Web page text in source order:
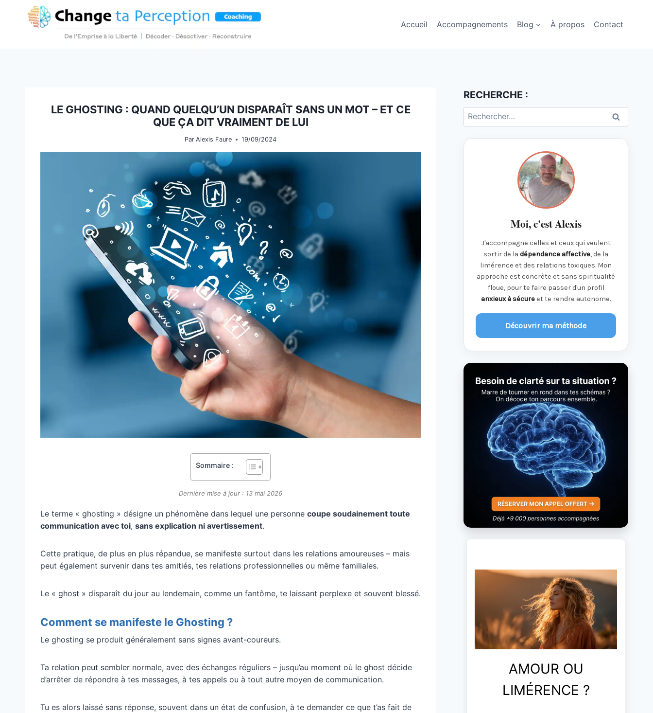
Accueil Accompagnements Blog À propos Contact
LE GHOSTING : QUAND QUELQU’UN DISPARAÎT SANS UN MOT – ET CE
QUE ÇA DIT VRAIMENT DE LUI
Par Alexis Faure 19/09/2024
Sommaire :
Dernière mise à jour : 13 mai 2026
Le terme « ghosting » désigne un phénomène dans lequel une personne coupe soudainement toute
communication avec toi, sans explication ni avertissement.
Cette pratique, de plus en plus répandue, se manifeste surtout dans les relations amoureuses – mais
peut également survenir dans tes amitiés, tes relations professionnelles ou même familiales.
Le « ghost » disparaît du jour au lendemain, comme un fantôme, te laissant perplexe et souvent blessé.
Comment se manifeste le Ghosting ?
Le ghosting se produit généralement sans signes avant-coureurs.
Ta relation peut sembler normale, avec des échanges réguliers – jusqu’au moment où le ghost décide
d’arrêter de répondre à tes messages, à tes appels ou à tout autre moyen de communication.
Tu es alors laissé sans réponse, souvent dans un état de confusion, à te demander ce que t’as fait de
RECHERCHE :
Rechercher :
Moi, c'est Alexis
J'accompagne celles et ceux qui veulent
sortir de ladépendance affective, de la
limérence et des relations toxiques. Mon
approche est concrète et sans spiritualité
floue, pour te faire passer d'un profil
anxieux à sécureet te rendre autonome.
Découvrir ma méthode
AMOUR OU
LIMÉRENCE ?